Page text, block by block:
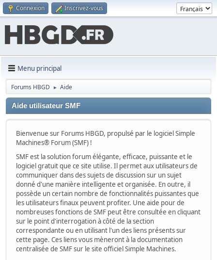
Connexion Inscrivez-vous
Menu principal
Forums HBGD ► Aide
Aide utilisateur SMF
Bienvenue sur Forums HBGD, propulsé par le logiciel Simple
Machines® Forum (SMF) !
SMF est la solution forum élégante, efficace, puissante et le
logiciel gratuit que ce site utilise. Il permet aux utilisateurs de
communiquer dans des sujets de discussion sur un sujet
donné d'une manière intelligente et organisée. En outre, il
possède un certain nombre de fonctionnalités puissantes que
les utilisateurs finaux peuvent profiter. Une aide pour de
nombreuses fonctions de SMF peut être consultée en cliquant
sur le point d'interrogation à côté de la section
correspondante ou en utilisant l'un des liens présents sur
cette page. Ces liens vous mèneront à la documentation
centralisée de SMF sur le site officiel Simple Machines.